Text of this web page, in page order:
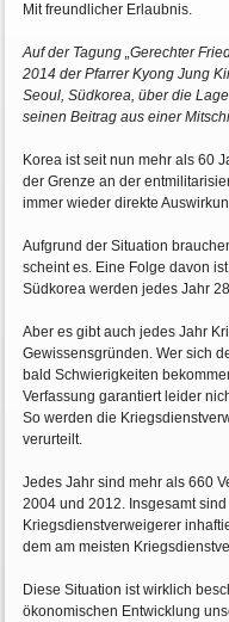
Mit freundlicher Erlaubnis.
Auf der Tagung „Gerechter
2014 der Pfarrer Kyong Jung
Seoul, Südkorea, über die
seinen Beitrag aus einer
Korea ist seit nun mehr als 60
der Grenze an der
immer wieder direkte
Aufgrund der Situation
scheint es. Eine Folge davon
Südkorea werden jedes Jahr
Aber es gibt auch jedes Jahr
Gewissensgründen. Wer sich
bald Schwierigkeiten
Verfassung garantiert leider
So werden die
verurteilt.
Jedes Jahr sind mehr als 660
2004 und 2012. Insgesamt
Kriegsdienstverweigerer
dem am meisten
Diese Situation ist wirklich
ökonomischen Entwicklung